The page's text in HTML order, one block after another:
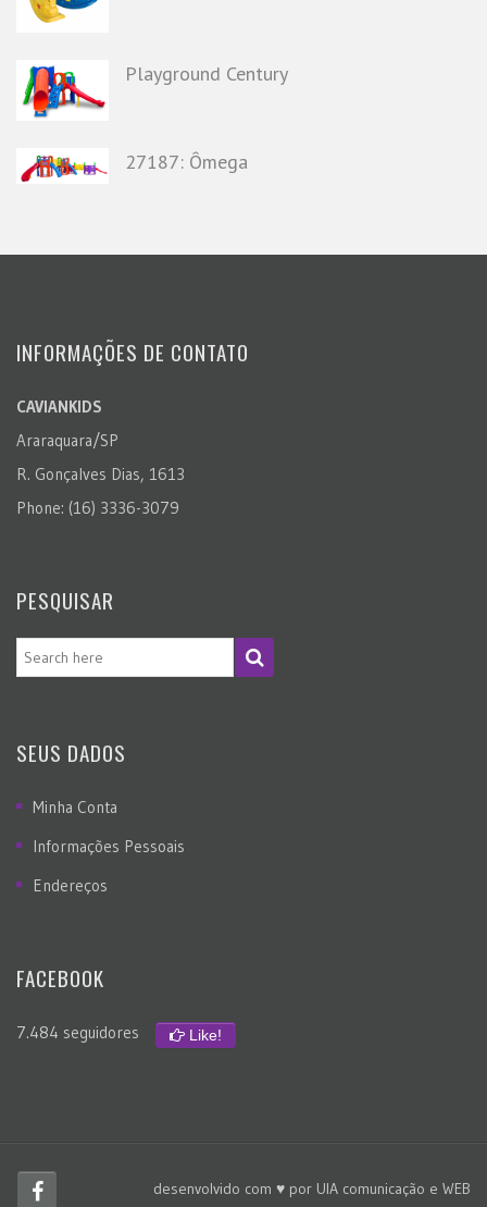
Playground Century
27187: Ômega
INFORMAÇÕES DE CONTATO
CAVIANKIDS
Araraquara/SP
R. Gonçalves Dias, 1613
Phone: (16) 3336-3079
PESQUISAR
SEUS DADOS
Minha Conta
Informações Pessoais
Endereços
FACEBOOK
7.484 seguidores Like!
desenvolvido com ♥ por UIA comunicação e WEB